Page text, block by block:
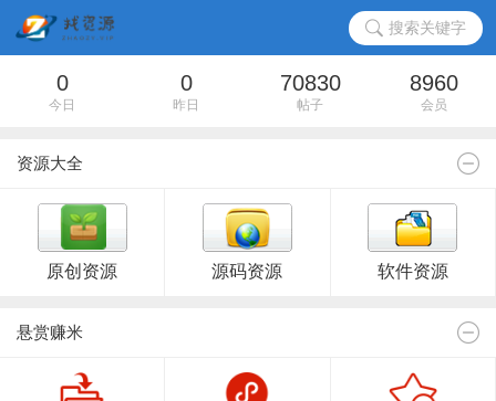
搜索关键字
0
今日
0
昨日
70830
帖子
8960
会员
资源大全
原创资源 源码资源 软件资源
悬赏赚米